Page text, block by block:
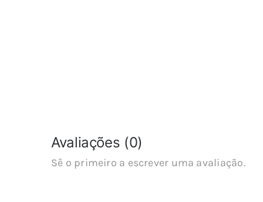
Avaliações (0)
Sê o primeiro a escrever uma avaliação.